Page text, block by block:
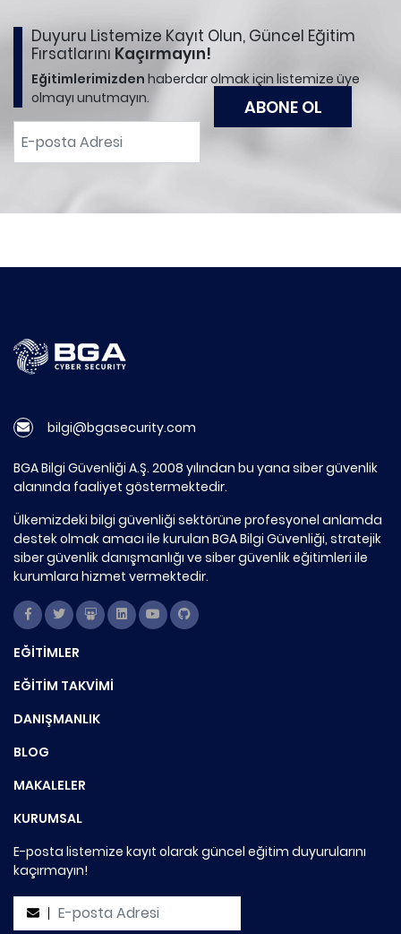
Duyuru Listemize Kayıt Olun, Güncel Eğitim
Fırsatlarını Kaçırmayın!
Eğitimlerimizden haberdar olmak için listemize üye
olmayı unutmayın.
bilgi@bgasecurity.com
BGA Bilgi Güvenliği A.Ş. 2008 yılından bu yana siber güvenlik
alanında faaliyet göstermektedir.
Ülkemizdeki bilgi güvenliği sektörüne profesyonel anlamda
destek olmak amacı ile kurulan BGA Bilgi Güvenliği, stratejik
siber güvenlik danışmanlığı ve siber güvenlik eğitimleri ile
kurumlara hizmet vermektedir.
EĞİTİMLER
EĞİTİM TAKVİMİ
DANIŞMANLIK
BLOG
MAKALELER
KURUMSAL
E-posta listemize kayıt olarak güncel eğitim duyurularını
kaçırmayın!